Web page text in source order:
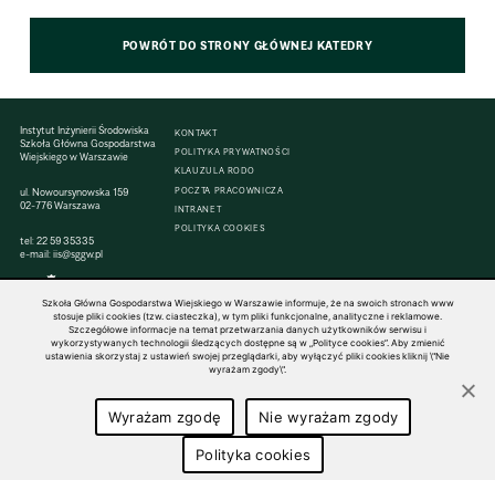
POWRÓT DO STRONY GŁÓWNEJ KATEDRY
Instytut Inżynierii Środowiska
Szkoła Główna Gospodarstwa
Wiejskiego w Warszawie
ul. Nowoursynowska 159
02-776 Warszawa
tel:22 59 35335
e-mail:iis@sggw.pl
KONTAKT
POLITYKA PRYWATNOŚCI
KLAUZULA RODO
POCZTA PRACOWNICZA
INTRANET
POLITYKA COOKIES
© 1816–2026 SGGW — ALL RIGHTS RESERVED
Szkoła Główna Gospodarstwa Wiejskiego w Warszawie informuje, że na swoich stronach www
stosuje pliki cookies (tzw. ciasteczka), w tym pliki funkcjonalne, analityczne i reklamowe.
Szczegółowe informacje na temat przetwarzania danych użytkowników serwisu i
wykorzystywanych technologii śledzących dostępne są w „Polityce cookies”. Aby zmienić
ustawienia skorzystaj z ustawień swojej przeglądarki, aby wyłączyć pliki cookies kliknij \"Nie
wyrażam zgody\".
Wyrażam zgodę Nie wyrażam zgody
Polityka cookies